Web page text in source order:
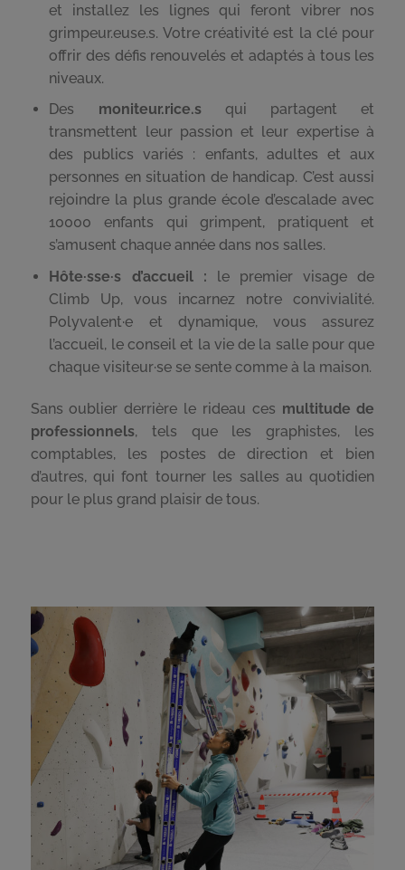
et installez les lignes qui feront vibrer nos
grimpeur.euse.s. Votre créativité est la clé pour
offrir des défis renouvelés et adaptés à tous les
niveaux.
Des moniteur.rice.squi partagent et
transmettent leur passion et leur expertise à
des publics variés : enfants, adultes et aux
personnes en situation de handicap. C’est aussi
rejoindre la plus grande école d’escalade avec
10000 enfants qui grimpent, pratiquent et
s’amusent chaque année dans nos salles.
Hôte·sse·s d’accueil : le premier visage de
Climb Up, vous incarnez notre convivialité.
Polyvalent·e et dynamique, vous assurez
l’accueil, le conseil et la vie de la salle pour que
chaque visiteur·se se sente comme à la maison.
Sans oublier derrière le rideau ces multitude de
professionnels, tels que les graphistes, les
comptables, les postes de direction et bien
d’autres, qui font tourner les salles au quotidien
pour le plus grand plaisir de tous.